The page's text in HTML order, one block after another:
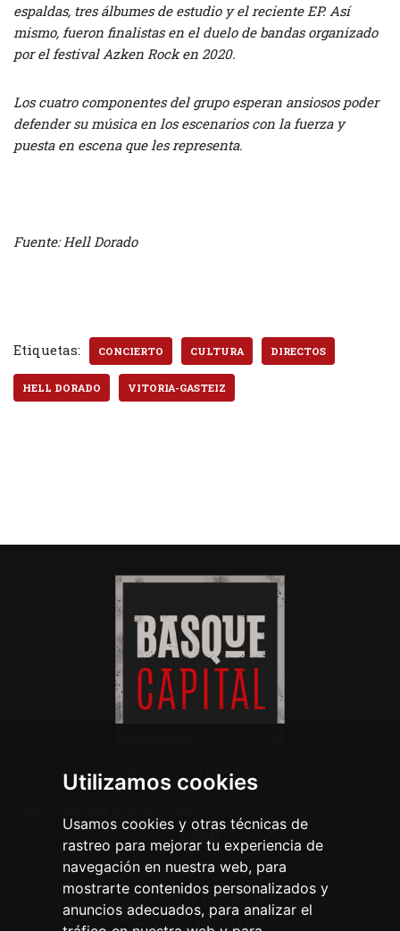
Utilizamos cookies
Usamos cookies y otras técnicas de
rastreo para mejorar tu experiencia de
navegación en nuestra web, para
mostrarte contenidos personalizados y
anuncios adecuados, para analizar el
espaldas, tres álbumes de estudio y el reciente EP. Así
mismo, fueron finalistas en el duelo de bandas organizado
por el festival Azken Rock en 2020.
Los cuatro componentes del grupo esperan ansiosos poder
defender su música en los escenarios con la fuerza y
puesta en escena que les representa.
Fuente: Hell Dorado
Etiquetas: CONCIERTO CULTURA DIRECTOS
HELL DORADO VITORIA-GASTEIZ
Legal
Aviso legal
Política de privacidad
Política de cookies